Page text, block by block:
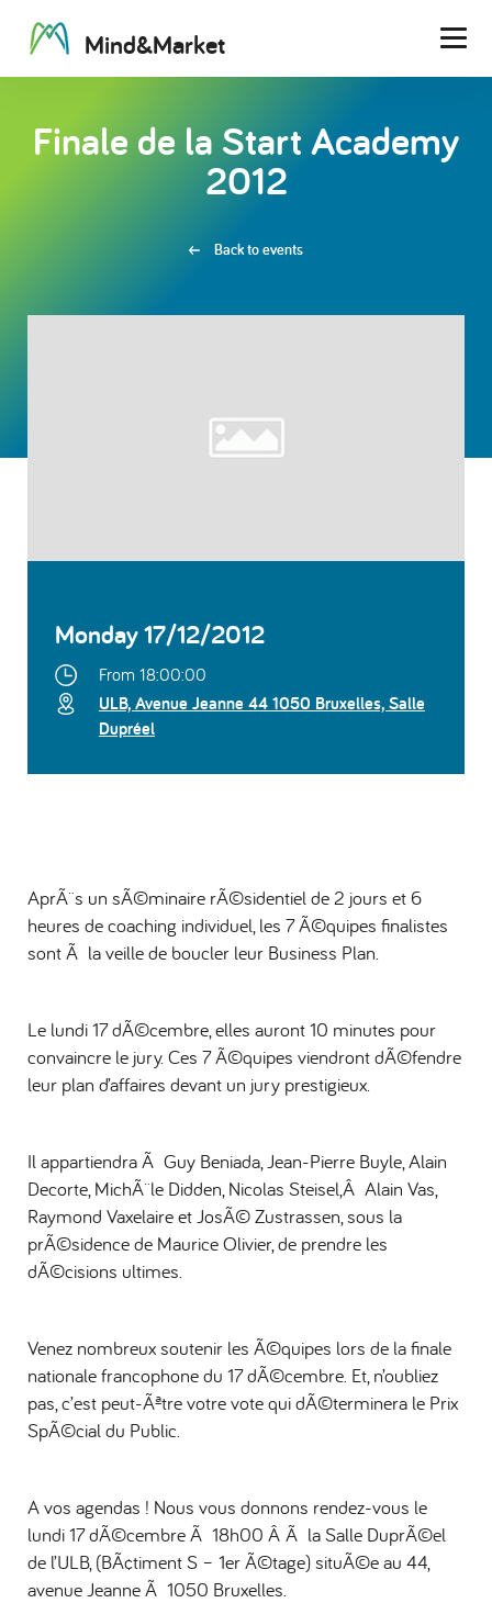
Mind&Market
Finale de la Start Academy
2012
Back to events
Monday 17/12/2012
From 18:00:00
ULB, Avenue Jeanne 44 1050 Bruxelles, Salle
Dupréel
AprÃ¨s un sÃ©minaire rÃ©sidentiel de 2 jours et 6
heures de coaching individuel, les 7 Ã©quipes finalistes
sont Ã la veille de boucler leur Business Plan.
Le lundi 17 dÃ©cembre, elles auront 10 minutes pour
convaincre le jury. Ces 7 Ã©quipes viendront dÃ©fendre
leur plan d’affaires devant un jury prestigieux.
Il appartiendra Ã Guy Beniada, Jean-Pierre Buyle, Alain
Decorte, MichÃ¨le Didden, Nicolas Steisel,Â Alain Vas,
Raymond Vaxelaire et JosÃ© Zustrassen, sous la
prÃ©sidence de Maurice Olivier, de prendre les
dÃ©cisions ultimes.
Venez nombreux soutenir les Ã©quipes lors de la finale
nationale francophone du 17 dÃ©cembre. Et, n’oubliez
pas, c’est peut-Ãªtre votre vote qui dÃ©terminera le Prix
SpÃ©cial du Public.
A vos agendas ! Nous vous donnons rendez-vous le
lundi 17 dÃ©cembre Ã 18h00 Â Ã la Salle DuprÃ©el
de l’ULB, (BÃ¢timent S – 1er Ã©tage) situÃ©e au 44,
avenue Jeanne Ã 1050 Bruxelles.